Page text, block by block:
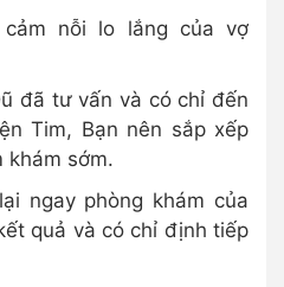
nỗi lo lắng của vợ
đã tư vấn và có chỉ đến
Tim, Bạn nên sắp xếp
khám sớm.
ngay phòng khám của
quả và có chỉ định tiếp